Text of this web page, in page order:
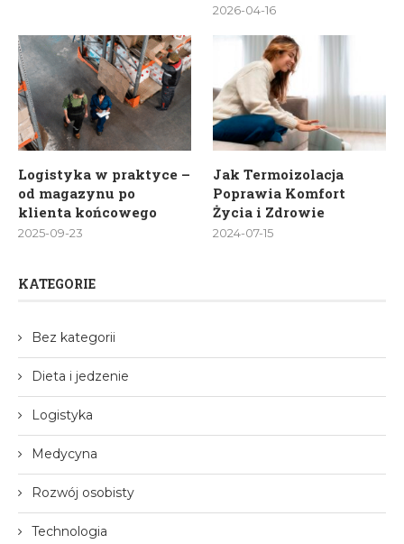
2026-04-16
Logistyka w praktyce –
od magazynu po
klienta końcowego
2025-09-23
Jak Termoizolacja
Poprawia Komfort
Życia i Zdrowie
2024-07-15
KATEGORIE
Bez kategorii
Dieta i jedzenie
Logistyka
Medycyna
Rozwój osobisty
Technologia